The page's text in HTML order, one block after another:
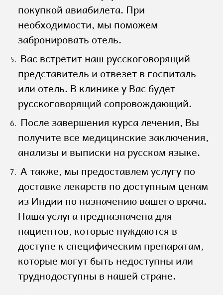
покупкой авиабилета. При
необходимости, мы поможем
забронировать отель.
Вас встретит наш русскоговорящий
представитель и отвезет в госпиталь
или отель. В клинике у Вас будет
русскоговорящий сопровождающий.
После завершения курса лечения, Вы
получите все медицинские заключения,
анализы и выписки на русском языке.
А также, мы предоставлем услугу по
доставке лекарств по доступным ценам
из Индии по назначению вашего врача.
Наша услуга предназначена для
пациентов, которые нуждаются в
доступе к специфическим препаратам,
которые могут быть недоступны или
труднодоступны в нашей стране.